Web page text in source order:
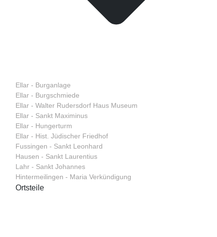
Ellar - Burganlage
Ellar - Burgschmiede
Ellar - Walter Rudersdorf Haus Museum
Ellar - Sankt Maximinus
Ellar - Hungerturm
Ellar - Hist. Jüdischer Friedhof
Fussingen - Sankt Leonhard
Hausen - Sankt Laurentius
Lahr - Sankt Johannes
Hintermeilingen - Maria Verkündigung
Ortsteile